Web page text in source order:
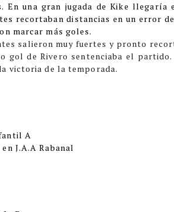
una gran jugada de Kike llegaría
recortaban distancias en un error
marcar más goles.
salieron muy fuertes y pronto
gol de Rivero sentenciaba el
victoria de la temporada.
A
J.A.A Rabanal